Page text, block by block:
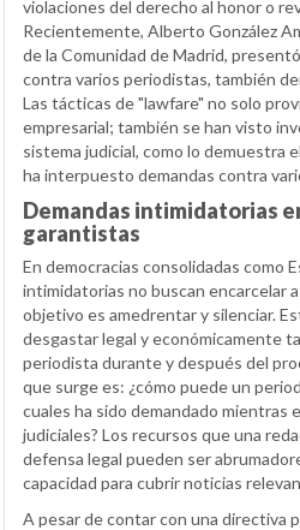
violaciones del derecho al honor o
Recientemente, Alberto González
de la Comunidad de Madrid,
contra varios periodistas, también
Las tácticas de "lawfare" no solo
empresarial; también se han visto
sistema judicial, como lo demuestra
ha interpuesto demandas contra
Demandas intimidatorias
garantistas
En democracias consolidadas como
intimidatorias no buscan encarcelar
objetivo es amedrentar y silenciar.
desgastar legal y económicamente
periodista durante y después del
que surge es: ¿cómo puede un
cuales ha sido demandado mientras
judiciales? Los recursos que una
defensa legal pueden ser
capacidad para cubrir noticias
A pesar de contar con una directiva